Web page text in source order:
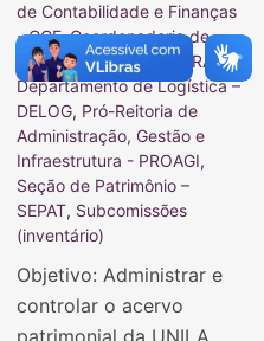
de Contabilidade e Finanças
- CCF,Coordenadoria de
Infraestrutura – COINFRA ,
Departamento de Logística –
DELOG, Pró-Reitoria de
Administração, Gestão e
Infraestrutura - PROAGI,
Seção de Patrimônio –
SEPAT, Subcomissões
(inventário)
Objetivo: Administrar e
controlar o acervo